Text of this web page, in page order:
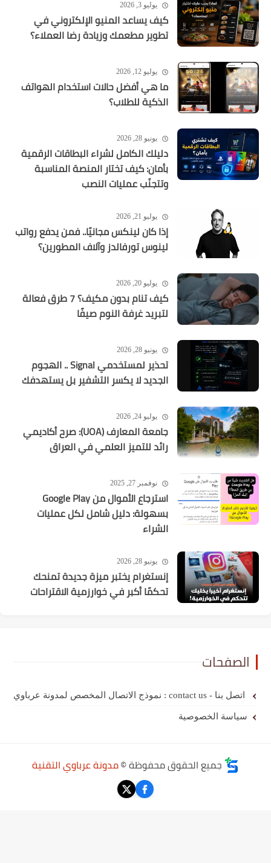
يوليو 3, 2026
كيف يساعد المنيو الإلكتروني في
تطوير مطعمك وزيادة رضا العملاء؟
يوليو 12, 2026
ما هي أفضل حالات استخدام الهواتف
الذكية للطلاب؟
يونيو 28, 2026
دليلك الكامل لشراء البطاقات الرقمية
بأمان: كيف تختار المنصة المناسبة
وتتجنّب عمليات النصب
يوليو 21, 2026
إذا كان لينكس مجانيًا.. فمن يدفع رواتب
لينوس تورفالدز وآلاف المطورين؟
يوليو 20, 2026
كيف تنام بدون مكيف؟ 7 طرق فعالة
لتبريد غرفة النوم صيفًا
يونيو 28, 2026
تحذير لمستخدمي Signal .. الهجوم
الجديد لا يكسر التشفير بل يستهدفك
يوليو 24, 2026
جامعة المعارف (UOA): صرح أكاديمي
رائد للتميز العلمي في العراق
نوفمبر 27, 2025
استرجاع الأموال من Google Play
بسهولة: دليل شامل لكل عمليات
الشراء
يونيو 28, 2026
إنستغرام يختبر ميزة جديدة تمنحك
تحكمًا أكبر في خوارزمية الاقتراحات
الصفحات
اتصل بنا - contact us : نموذج الاتصال المخصص لمدونة عرباوي
سياسة الخصوصية
جميع الحقوق محفوظة ©مدونة عرباوي التقنية